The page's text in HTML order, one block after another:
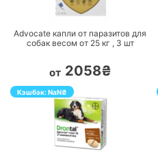
ПЕРЕЙТИ
Advocate капли от паразитов для
собак весом от 25 кг , 3 шт
от 2058₴
Кэшбэк:NaN₴